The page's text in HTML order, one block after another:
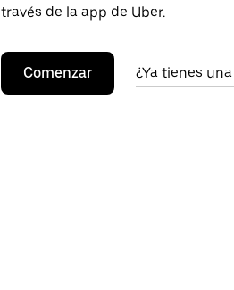
través de la app de Uber.
Comenzar ¿Ya tienes